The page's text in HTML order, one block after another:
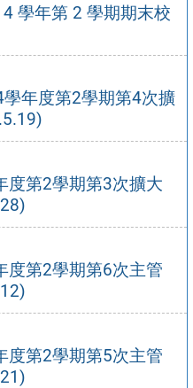
學年第 2 學期期末校
年度第2學期第4次擴
度第2學期第3次擴大
度第2學期第6次主管
度第2學期第5次主管